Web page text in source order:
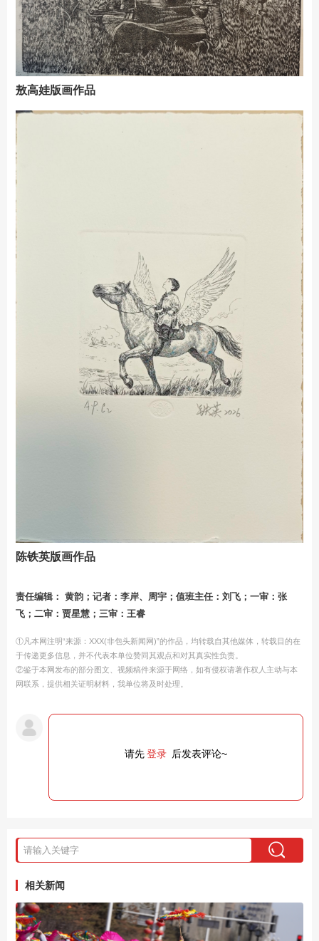
敖高娃版画作品
陈铁英版画作品
责任编辑： 黄韵；记者：李岸、周宇；值班主任：刘飞；一审：张
飞；二审：贾星慧；三审：王睿
①凡本网注明“来源：XXX(非包头新闻网)”的作品，均转载自其他媒体，转载目的在
于传递更多信息，并不代表本单位赞同其观点和对其真实性负责。
②鉴于本网发布的部分图文、视频稿件来源于网络，如有侵权请著作权人主动与本
网联系，提供相关证明材料，我单位将及时处理。
请先登录 后发表评论~
相关新闻